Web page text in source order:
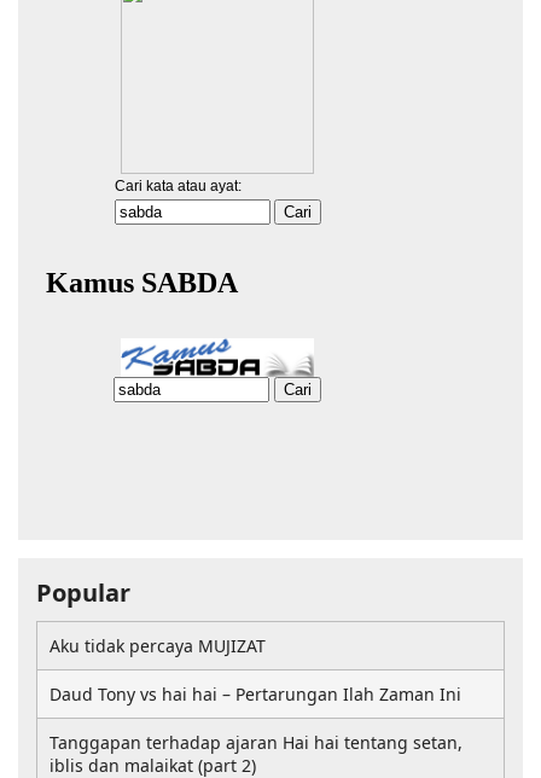
Popular
Aku tidak percaya MUJIZAT
Daud Tony vs hai hai – Pertarungan Ilah Zaman Ini
Tanggapan terhadap ajaran Hai hai tentang setan,
iblis dan malaikat (part 2)